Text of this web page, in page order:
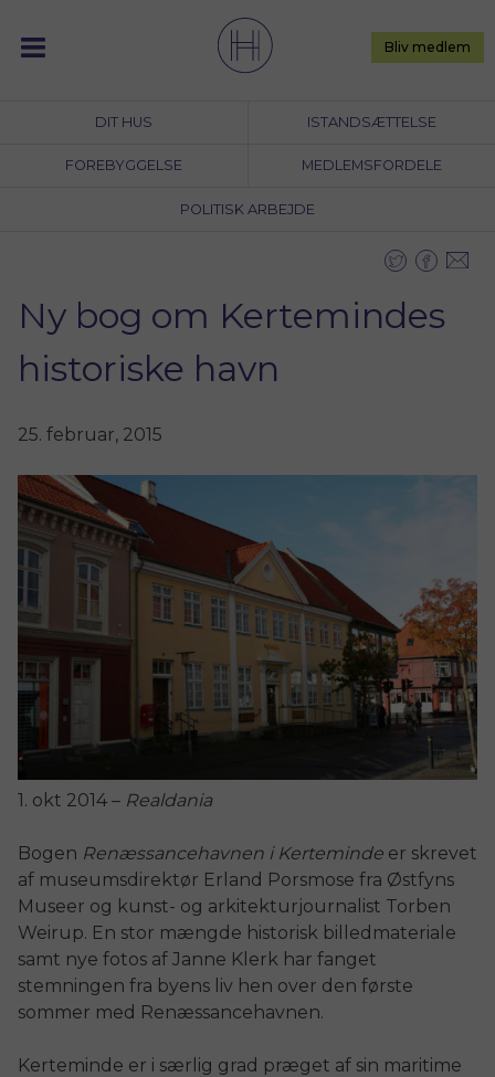
content
DIT HUS ISTANDSÆTTELSE
FOREBYGGELSE MEDLEMSFORDELE
POLITISK ARBEJDE
Bliv medlem
Ny bog om Kertemindes
historiske havn
25. februar, 2015
1. okt 2014 – Realdania
Bogen Renæssancehavnen i Kerteminde er skrevet
af museumsdirektør Erland Porsmose fra Østfyns
Museer og kunst- og arkitekturjournalist Torben
Weirup. En stor mængde historisk billedmateriale
samt nye fotos af Janne Klerk har fanget
stemningen fra byens liv hen over den første
sommer med Renæssancehavnen.
Kerteminde er i særlig grad præget af sin maritime